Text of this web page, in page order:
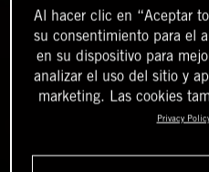
Al hacer clic en “Aceptar
su consentimiento para el
en su dispositivo para
analizar el uso del sitio y
marketing. Las cookies
Privacy